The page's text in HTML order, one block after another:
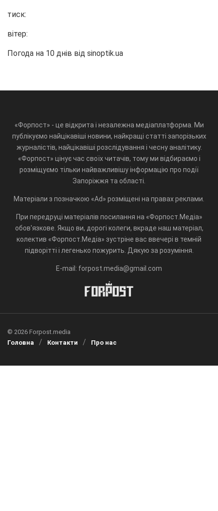
тиск:
вітер:
Погода на 10 днів від sinoptik.ua
«Форпост» - це відкрита і незалежна медіаплатформа. Ми
публікуємо найцікавіші новини, найкращі статті запорізьких
журналістів, найцікавіші розслідування і чесну аналітику.
«Форпост» цінує час своїх читачів, тому ми відбираємо і
розміщуємо тільки найважливішу інформацію про події
Запоріжжя та області.
Матеріали з позначкою «Ad» розміщені на правах реклами.
При передруці матеріалів посилання на «Форпост.Медіа»
обов'язкове. Якщо ви, дорогі колеги, вкраде наш матеріал,
колектив «Форпост.Медіа» зустріне вас ввечері в темній
підворітті і легенько пожурить. Дякую за розуміння.
E-mail: forpost.media@gmail.com
© 2026 Forpost.media
Головна
Контакти Про нас